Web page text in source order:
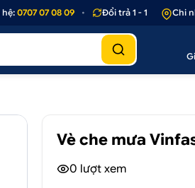
0707 07 08 09 • Đổi trả 1 - 1 nếu sảnChi
Vè che mưa
0 lượt xem